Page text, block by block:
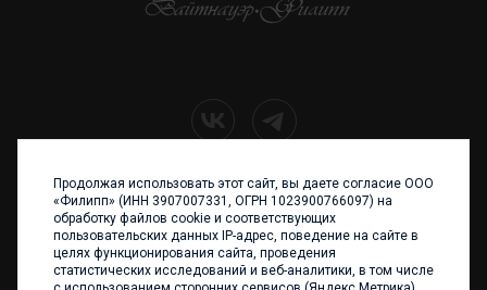
+7 (4012) 960 898
236017 Калининград,
ул. Каштановая аллея, 47
Телефон: +7 4012 960 898,
+7 4012 960 856
Продолжая использовать этот сайт, вы даете согласие ООО
«Филипп» (ИНН 3907007331, ОГРН 1023900766097) на
обработку файлов cookie и соответствующих
пользовательских данных IP-адрес, поведение на сайте в
целях функционирования сайта, проведения
статистических исследований и веб-аналитики, в том числе